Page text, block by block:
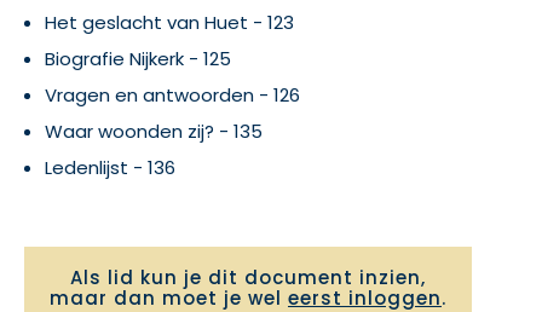
Het geslacht van Huet - 123
Biografie Nijkerk - 125
Vragen en antwoorden - 126
Waar woonden zij? - 135
Ledenlijst - 136
Als lid kun je dit document inzien,
maar dan moet je wel eerst inloggen.